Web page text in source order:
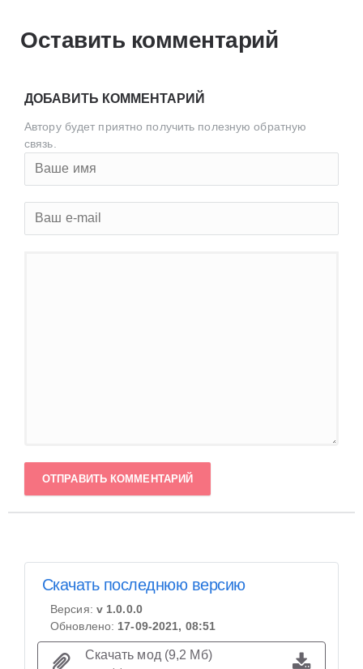
Оставить комментарий
ДОБАВИТЬ КОММЕНТАРИЙ
Автору будет приятно получить полезную обратную
связь.
ОТПРАВИТЬ КОММЕНТАРИЙ
Скачать последнюю версию
Версия: v 1.0.0.0
Обновлено: 17-09-2021, 08:51
Скачать мод (9,2 Мб)